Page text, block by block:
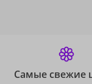
Самые свежие